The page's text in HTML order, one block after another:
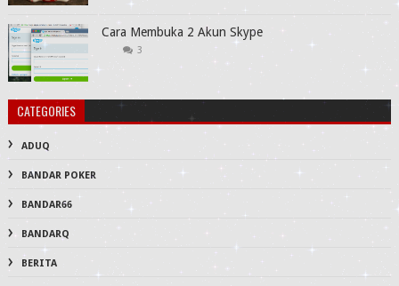
Cara Membuka 2 Akun Skype
3
CATEGORIES
ADUQ
BANDAR POKER
BANDAR66
BANDARQ
BERITA